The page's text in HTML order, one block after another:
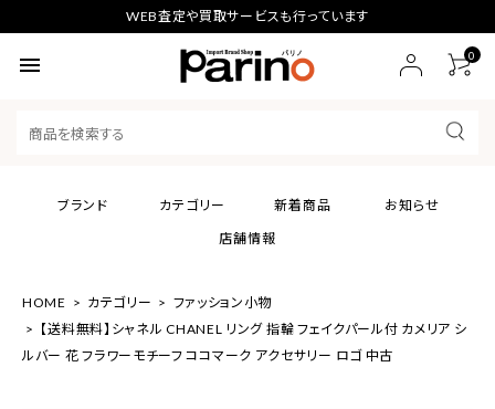
WEB査定や買取サービスも行っています
menu 0
ブランド カテゴリー 新着商品
お知らせ
店舗情報
HOME カテゴリー
ファッション小物
【送料無料】シャネル CHANEL リング 指輪 フェイクパール付 カメリア シ
ルバー 花 フラワーモチーフ ココマーク アクセサリー ロゴ 中古